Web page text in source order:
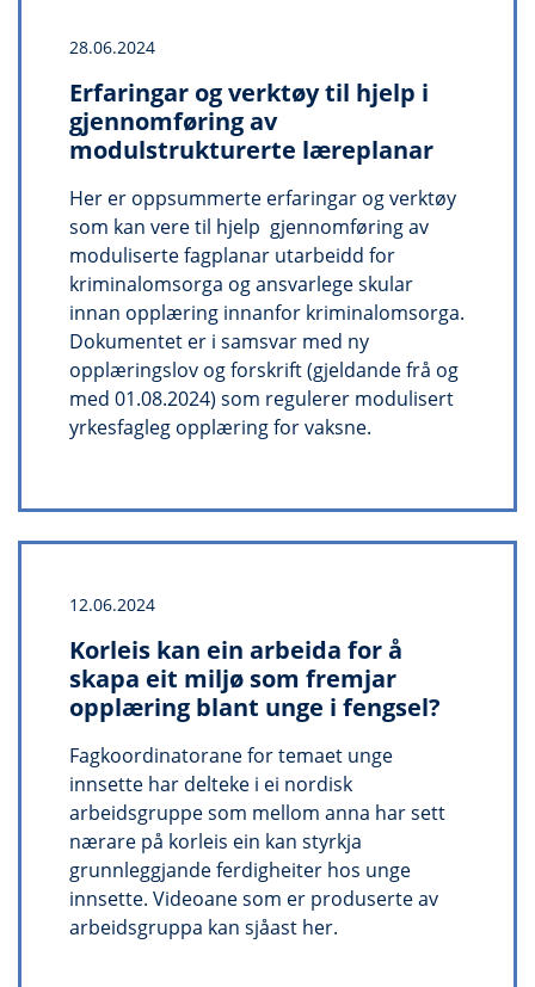
28.06.2024
Erfaringar og verktøy til hjelp i
gjennomføring av
modulstrukturerte læreplanar
Her er oppsummerte erfaringar og verktøy
som kan vere til hjelp gjennomføring av
moduliserte fagplanar utarbeidd for
kriminalomsorga og ansvarlege skular
innan opplæring innanfor kriminalomsorga.
Dokumentet er i samsvar med ny
opplæringslov og forskrift (gjeldande frå og
med 01.08.2024) som regulerer modulisert
yrkesfagleg opplæring for vaksne.
12.06.2024
Korleis kan ein arbeida for å
skapa eit miljø som fremjar
opplæring blant unge i fengsel?
Fagkoordinatorane for temaet unge
innsette har delteke i ei nordisk
arbeidsgruppe som mellom anna har sett
nærare på korleis ein kan styrkja
grunnleggjande ferdigheiter hos unge
innsette. Videoane som er produserte av
arbeidsgruppa kan sjåast her.